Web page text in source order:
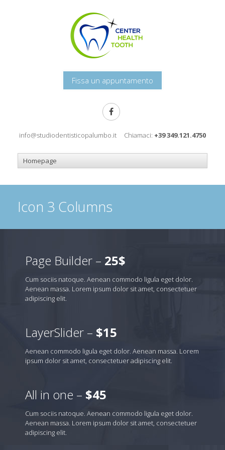
Fissa un appuntamento
info@studiodentisticopalumbo.it Chiamaci: +39 349.121.4750
Icon 3 Columns
Page Builder – 25$
Cum sociis natoque. Aenean commodo ligula eget dolor.
Aenean massa. Lorem ipsum dolor sit amet, consectetuer
adipiscing elit.
LayerSlider – $15
Aenean commodo ligula eget dolor. Aenean massa. Lorem
ipsum dolor sit amet, consectetuer adipiscing elit.
All in one – $45
Cum sociis natoque. Aenean commodo ligula eget dolor.
Aenean massa. Lorem ipsum dolor sit amet, consectetuer
adipiscing elit.